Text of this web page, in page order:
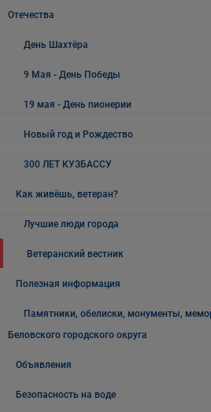
Отечества
День Шахтёра
9 Мая - День Победы
19 мая - День пионерии
Новый год и Рождество
300 ЛЕТ КУЗБАССУ
Как живёшь, ветеран?
Лучшие люди города
Ветеранский вестник
Полезная информация
Памятники, обелиски, монументы,
Беловского городского округа
Объявления
Безопасность на воде